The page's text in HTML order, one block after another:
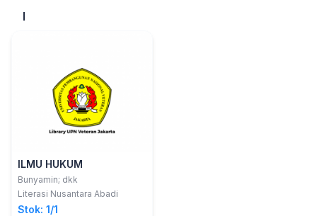
I
ILMU HUKUM
Bunyamin; dkk
Literasi Nusantara Abadi
Stok: 1/1